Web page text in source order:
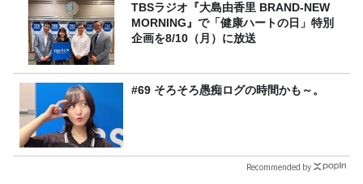
TBSラジオ『大島由香里 BRAND-NEW
MORNING』で「健康ハートの日」特別
企画を8/10（月）に放送
#69 そろそろ愚痴ログの時間かも～。
Recommended by